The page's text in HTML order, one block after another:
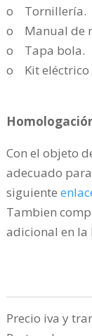
o Tornillería.
o Manual de
o Tapa bola.
o Kit eléctrico
Con el objeto
adecuado
siguiente
Tambien
adicional en la
Precio iva y